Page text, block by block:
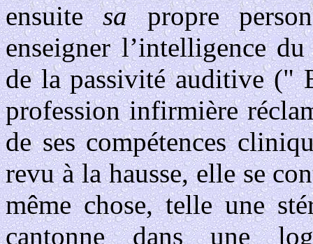
ensuitesapropre
enseigner l’intelligence
de la passivité auditive ("
profession infirmière
de ses compétences
revu à la hausse, elle se
même chose, telle une
cantonne dans une